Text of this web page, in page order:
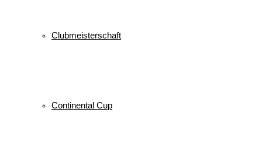
Clubmeisterschaft
Continental Cup